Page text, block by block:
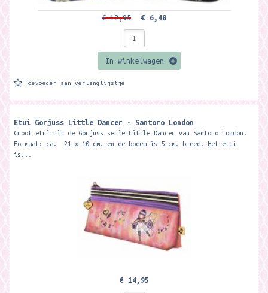
€ 12,95 € 6,48
In winkelwagen
Toevoegen aan verlanglijstje
Etui Gorjuss Little Dancer - Santoro London
Groot etui uit de Gorjuss serie Little Dancer van Santoro London.
Formaat: ca. 21 x 10 cm. en de bodem is 5 cm. breed. Het etui
is...
€ 14,95